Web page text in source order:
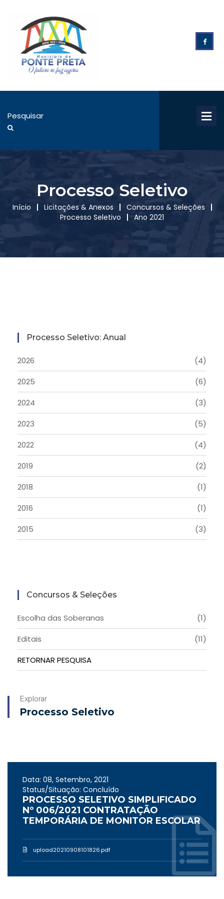
Processo Seletivo
Início Licitações & Anexos
Concursos & Seleções
Processo Seletivo
Ano 2021
Processo Seletivo: Anual
2026
(4)
2025
(6)
2024
(3)
2023
(5)
2022
(4)
2019
(2)
2018
(1)
2016
(1)
2015
(3)
Concursos & Seleções
Escolha das Soberanas
(1)
Editais
(11)
RETORNAR PESQUISA
Explorar
Processo Seletivo
Data: 08, Setembro, 2021
Status/Situação: Concluído
PROCESSO SELETIVO SIMPLIFICADO
Nº 006/2021 CONTRATAÇÃO
TEMPORÁRIA DE MONITOR ESCOLAR
upload20210908101826.pdf